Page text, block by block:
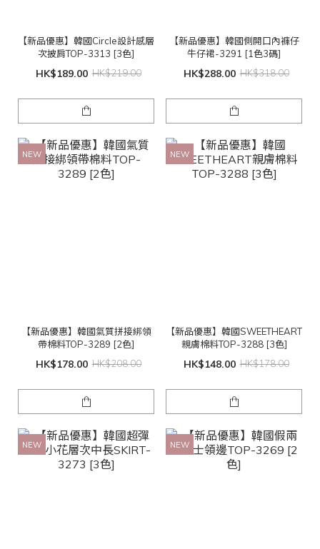
【新品優惠】韓國Circle設計感層
次披肩TOP-3313 [3色]
HK$189.00 HK$219.00
【新品優惠】韓國側開口內褲仔
牛仔裙-3291 [1色3碼]
HK$288.00 HK$318.00
NEW
【新品優惠】韓國氣質拼接綁領
帶棉料TOP-3289 [2色]
HK$178.00 HK$208.00
NEW
【新品優惠】韓國SWEETHEART
親膚棉料TOP-3288 [3色]
HK$148.00 HK$178.00
NEW NEW